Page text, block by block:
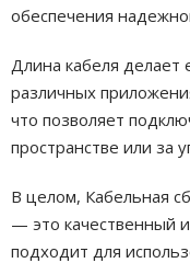
обеспечения
Длина кабеля делает
различных
что позволяет
пространстве или за
В целом, Кабельная
— это качественный
подходит для